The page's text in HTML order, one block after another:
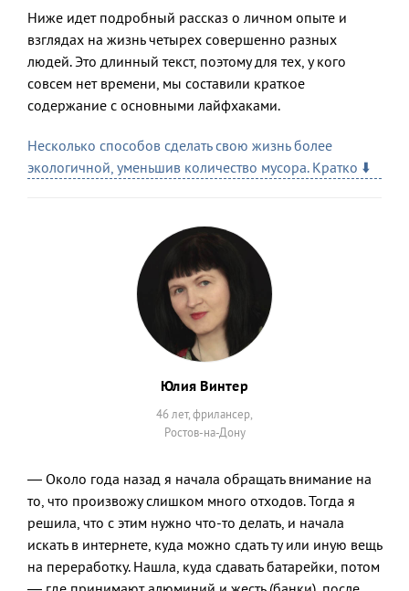
Ниже идет подробный рассказ о личном опыте и
взглядах на жизнь четырех совершенно разных
людей. Это длинный текст, поэтому для тех, у кого
совсем нет времени, мы составили краткое
содержание с основными лайфхаками.
Несколько способов сделать свою жизнь более
экологичной, уменьшив количество мусора. Кратко ⬇️
Юлия Винтер
46 лет, фрилансер,
Ростов-на-Дону
— Около года назад я начала обращать внимание на
то, что произвожу слишком много отходов. Тогда я
решила, что с этим нужно что-то делать, и начала
искать в интернете, куда можно сдать ту или иную вещь
на переработку. Нашла, куда сдавать батарейки, потом